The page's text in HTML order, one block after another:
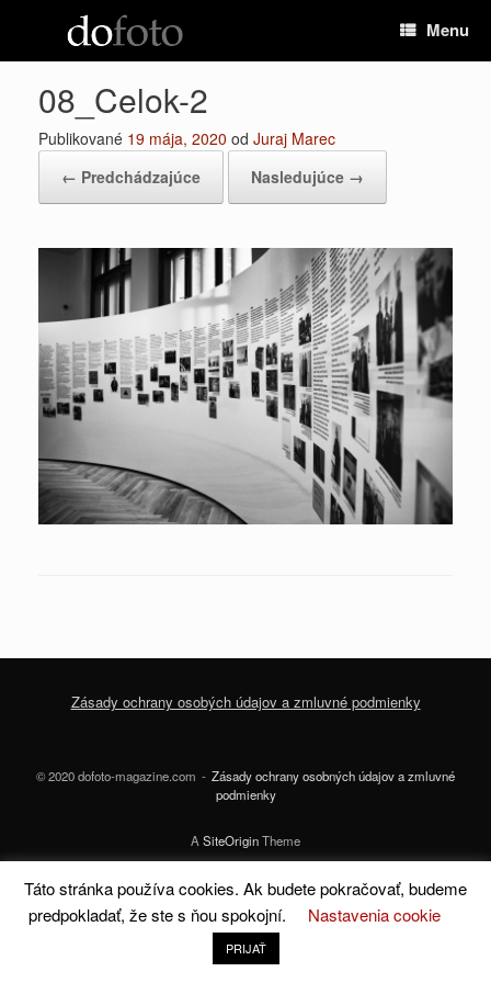
Menu
08_Celok-2
Publikované 19 mája, 2020 od Juraj Marec
← Predchádzajúce
Nasledujúce →
Zásady ochrany osobých údajov a zmluvné podmienky
© 2020 dofoto-magazine.com
Zásady ochrany osobných údajov a zmluvné
podmienky
A SiteOriginTheme
Táto stránka používa cookies. Ak budete pokračovať, budeme
predpokladať, že ste s ňou spokojní.
Nastavenia cookie
PRIJAŤ